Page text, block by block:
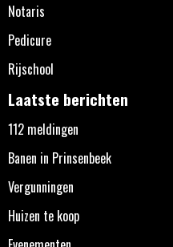
Notaris
Pedicure
Rijschool
Laatste berichten
112 meldingen
Banen in Prinsenbeek
Vergunningen
Huizen te koop